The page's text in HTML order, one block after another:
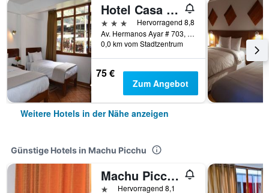
Hotel Casa De Luz - Pequena Casita
3 Sterne
Hervorragend 8,8
Av. Hermanos Ayar # 703, Machu Picchu, Peru
0,0 km vom Stadtzentrum
75 €
Zum Angebot
Weitere Hotels in der Nähe anzeigen
Günstige Hotels in Machu Picchu
Machu Picchu Land
1 SternHervorragend 8,1